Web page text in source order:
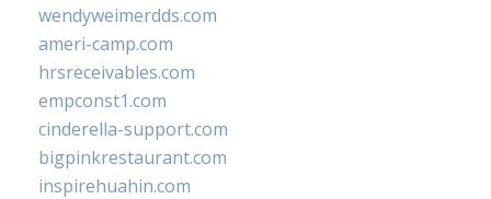
wendyweimerdds.com
ameri-camp.com
hrsreceivables.com
empconst1.com
cinderella-support.com
bigpinkrestaurant.com
inspirehuahin.com